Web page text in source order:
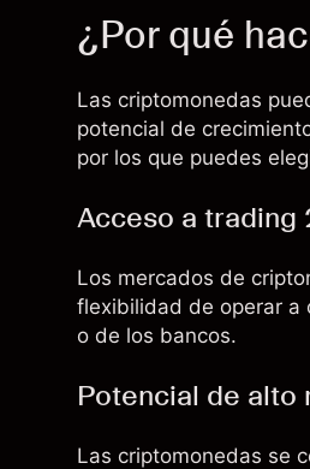
¿Por qué
Las criptomonedas
potencial de
por los que puedes
Acceso a trading
Los mercados de
flexibilidad de operar a
o de los bancos.
Potencial de alto
Las criptomonedas se